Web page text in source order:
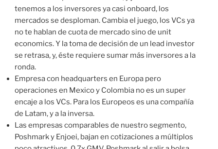
tenemos a los inversores ya casi onboard, los
mercados se desploman. Cambia el juego, los VCs ya
no te hablan de cuota de mercado sino de unit
economics. Y la toma de decisión de un lead investor
se retrasa, y, éste requiere sumar más inversores a la
ronda.
Empresa con headquarters en Europa pero
operaciones en Mexico y Colombia no es un super
encaje a los VCs. Para los Europeos es una compañía
de Latam, y a la inversa.
Las empresas comparables de nuestro segmento,
Poshmark y Enjoei, bajan en cotizaciones a múltiplos